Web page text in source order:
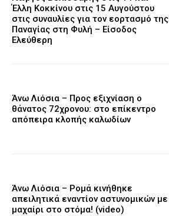
Έλλη Κοκκίνου στις 15 Αυγούστου
στις συναυλίες για τον εορτασμό της
Παναγίας στη Φυλή – Είσοδος
Ελεύθερη
Άνω Λιόσια – Προς εξιχνίαση ο
θάνατος 72χρονου: στο επίκεντρο
απόπειρα κλοπής καλωδίων
Άνω Λιόσια – Ρομά κινήθηκε
απειλητικά εναντίον αστυνομικών με
μαχαίρι στο στόμα! (video)